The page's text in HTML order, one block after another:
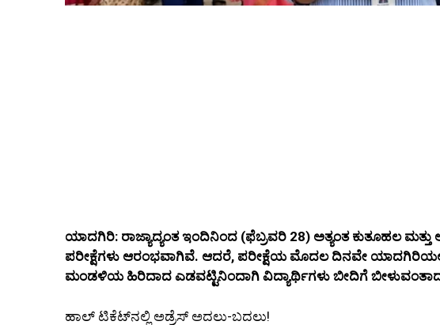
ಯಾದಗಿರಿ: ರಾಜ್ಯಾದ್ಯಂತ ಇಂದಿನಿಂದ (ಫೆಬ್ರವರಿ 28) ಅತ್ಯಂತ ಕುತೂಹಲ
ಪರೀಕ್ಷೆಗಳು ಆರಂಭವಾಗಿವೆ. ಆದರೆ, ಪರೀಕ್ಷೆಯ ಮೊದಲ ದಿನವೇ
ಮಂಡಳಿಯ ಹಿರಿದಾದ ಎಡವಟ್ಟಿನಿಂದಾಗಿ ವಿದ್ಯಾರ್ಥಿಗಳು ಬೀದಿಗೆ
ಹಾಲ್ ಟಿಕೆಟ್‌ನಲ್ಲಿ ಅಡ್ರೆಸ್ ಅದಲು-ಬದಲು!